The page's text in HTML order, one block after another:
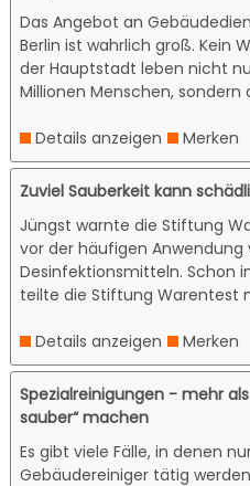
Das Angebot an
Berlin ist wahrlich groß. Kein
der Hauptstadt leben nicht
Millionen Menschen, sondern
Details anzeigen Merken
Zuviel Sauberkeit kann
Jüngst warnte die Stiftung
vor der häufigen Anwendung
Desinfektionsmitteln. Schon
teilte die Stiftung Warentest
Details anzeigen Merken
Spezialreinigungen - mehr
sauber“ machen
Es gibt viele Fälle, in denen
Gebäudereiniger tätig